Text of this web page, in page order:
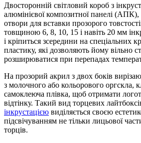
Двосторонній світловий короб з
алюмінієвої композитної панелі (АПК),
отвори для вставки прозорого
товщиною 6, 8, 10, 15 і навіть 20 мм
і кріпиться зсередини на спеціальних
пластику, які дозволяють йому вільно
розширюватися при перепадах
На прозорий акрил з двох боків
з молочного або кольорового оргскла,
самоклеюча плівка, щоб отримати
відтінку. Такий вид торцевих
інкрустацією виділяється своєю
підсвічуванням не тільки лицьової
торців.